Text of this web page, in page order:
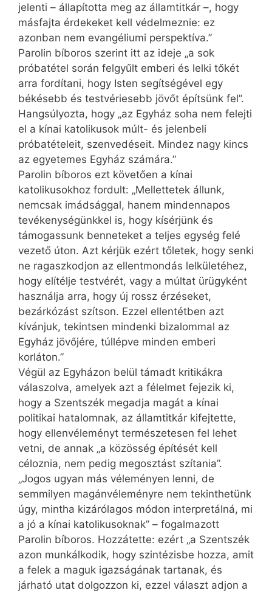
jelenti – állapította meg az államtitkár –, hogy
másfajta érdekeket kell védelmeznie: ez
azonban nem evangéliumi perspektíva.”
Parolin bíboros szerint itt az ideje „a sok
próbatétel során felgyűlt emberi és lelki tőkét
arra fordítani, hogy Isten segítségével egy
békésebb és testvériesebb jövőt építsünk fel”.
Hangsúlyozta, hogy „az Egyház soha nem felejti
el a kínai katolikusok múlt- és jelenbeli
próbatételeit, szenvedéseit. Mindez nagy kincs
az egyetemes Egyház számára.”
Parolin bíboros ezt követően a kínai
katolikusokhoz fordult: „Mellettetek állunk,
nemcsak imádsággal, hanem mindennapos
tevékenységünkkel is, hogy kísérjünk és
támogassunk benneteket a teljes egység felé
vezető úton. Azt kérjük ezért tőletek, hogy senki
ne ragaszkodjon az ­ellentmondás lelkületéhez,
hogy elítélje testvérét, vagy a múltat ürügyként
használja arra, hogy új rossz érzéseket,
bezárkózást szítson. Ezzel ellentétben azt
kívánjuk, tekintsen mindenki bizalommal az
Egyház jövőjére, túllépve minden emberi
korláton.”
Végül az Egyházon belül támadt kritikákra
válaszolva, amelyek azt a félelmet fejezik ki,
hogy a Szentszék megadja magát a kínai
politikai hatalomnak, az államtitkár kifejtette,
hogy ellenvéleményt természetesen fel lehet
vetni, de annak „a közösség építését kell
céloznia, nem pedig megosztást szítania”.
„Jogos ugyan más véleményen lenni, de
semmilyen magánvéleményre nem tekinthetünk
úgy, mintha kizárólagos módon interpretálná, mi
a jó a kínai katolikusoknak” – fogalmazott
Parolin bíboros. Hozzátette: ezért „a Szentszék
azon munkálkodik, hogy szintézisbe hozza, amit
a felek a maguk igazságának tartanak, és
járható utat dolgozzon ki, ezzel választ adjon a